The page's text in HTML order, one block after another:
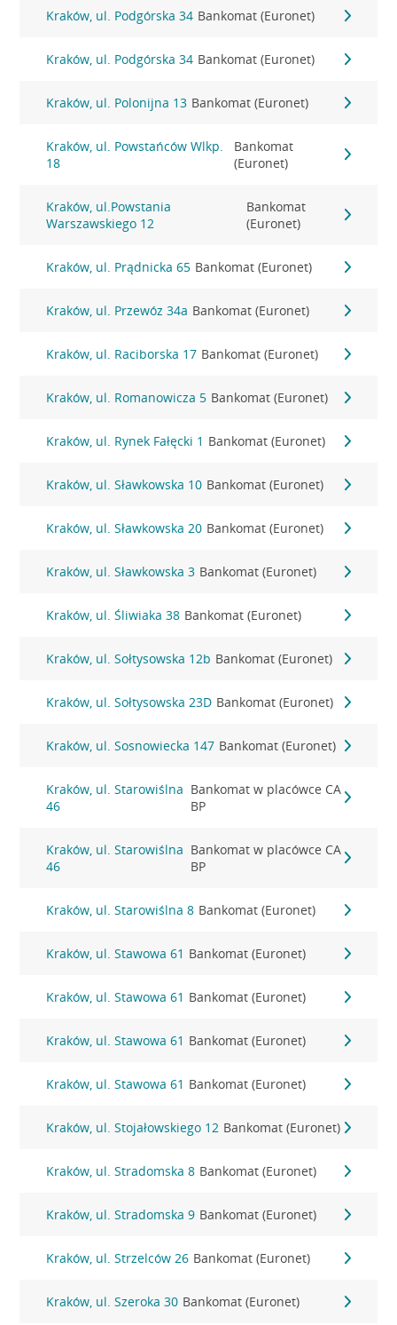
Kraków, ul. Podgórska 34 Bankomat (Euronet)
Kraków, ul. Podgórska 34 Bankomat (Euronet)
Kraków, ul. Polonijna 13 Bankomat (Euronet)
Kraków, ul. Powstańców Wlkp.
18
Bankomat
(Euronet)
Kraków, ul.Powstania
Warszawskiego 12
Bankomat
(Euronet)
Kraków, ul. Prądnicka 65 Bankomat (Euronet)
Kraków, ul. Przewóz 34a Bankomat (Euronet)
Kraków, ul. Raciborska 17 Bankomat (Euronet)
Kraków, ul. Romanowicza 5 Bankomat (Euronet)
Kraków, ul. Rynek Fałęcki 1 Bankomat (Euronet)
Kraków, ul. Sławkowska 10 Bankomat (Euronet)
Kraków, ul. Sławkowska 20 Bankomat (Euronet)
Kraków, ul. Sławkowska 3 Bankomat (Euronet)
Kraków, ul. Śliwiaka 38 Bankomat (Euronet)
Kraków, ul. Sołtysowska 12b Bankomat (Euronet)
Kraków, ul. Sołtysowska 23D Bankomat (Euronet)
Kraków, ul. Sosnowiecka 147 Bankomat (Euronet)
Kraków, ul. Starowiślna
46
Bankomat w placówce CA
BP
Kraków, ul. Starowiślna
46
Bankomat w placówce CA
BP
Kraków, ul. Starowiślna 8 Bankomat (Euronet)
Kraków, ul. Stawowa 61 Bankomat (Euronet)
Kraków, ul. Stawowa 61 Bankomat (Euronet)
Kraków, ul. Stawowa 61 Bankomat (Euronet)
Kraków, ul. Stawowa 61 Bankomat (Euronet)
Kraków, ul. Stojałowskiego 12 Bankomat (Euronet)
Kraków, ul. Stradomska 8 Bankomat (Euronet)
Kraków, ul. Stradomska 9 Bankomat (Euronet)
Kraków, ul. Strzelców 26 Bankomat (Euronet)
Kraków, ul. Szeroka 30 Bankomat (Euronet)